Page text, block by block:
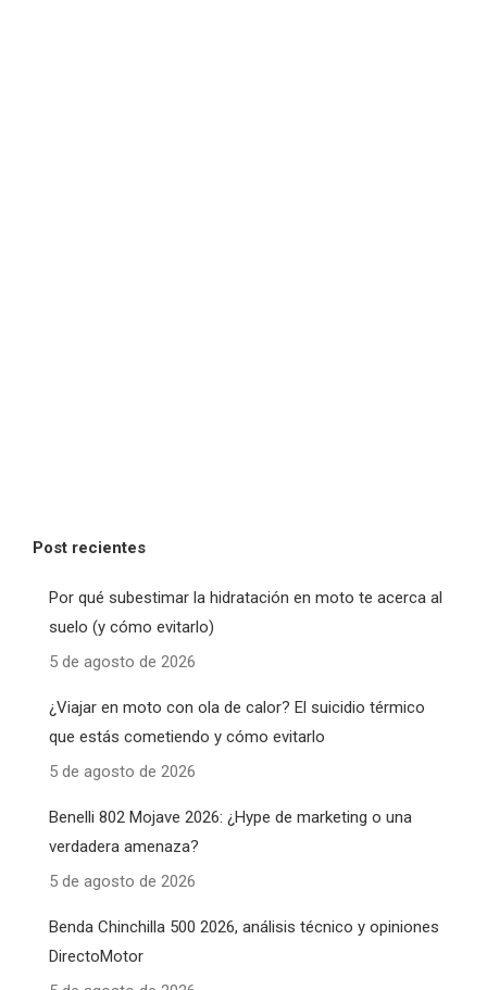
Post recientes
Por qué subestimar la hidratación en moto te acerca al
suelo (y cómo evitarlo)
5 de agosto de 2026
¿Viajar en moto con ola de calor? El suicidio térmico
que estás cometiendo y cómo evitarlo
5 de agosto de 2026
Benelli 802 Mojave 2026: ¿Hype de marketing o una
verdadera amenaza?
5 de agosto de 2026
Benda Chinchilla 500 2026, análisis técnico y opiniones
DirectoMotor